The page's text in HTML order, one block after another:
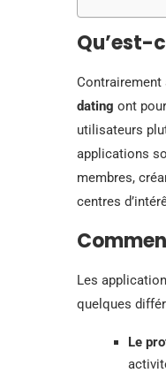
Qu’est-
Contrairement
dating ont
utilisateurs
applications
membres,
centres
Les
quelques
Le